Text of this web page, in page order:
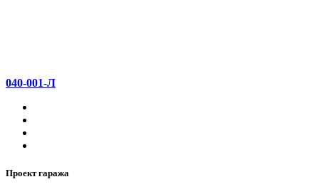
040-001-Л
Проект гаража